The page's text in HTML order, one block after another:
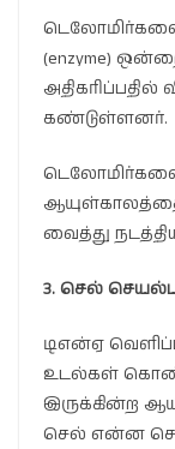
(enzyme)
கண்டுள்ளனர்.
வைத்து
3. செல்
டிஎன்ஏ
உடல்கள்
இருக்கின்ற
செல் என்ன